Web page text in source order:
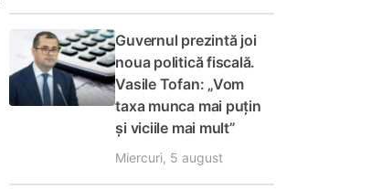
Guvernul prezintă joi
noua politică fiscală.
Vasile Tofan: „Vom
taxa munca mai puțin
și viciile mai mult”
Miercuri, 5 august